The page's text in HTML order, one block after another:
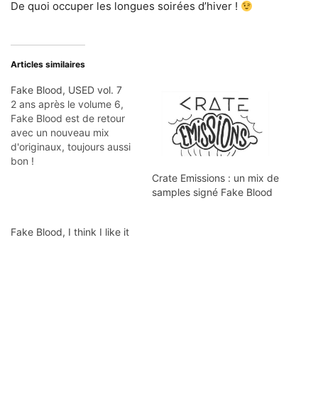
De quoi occuper les longues soirées d’hiver !
Articles similaires
Fake Blood, USED vol. 7
2 ans après le volume 6,
Fake Blood est de retour
avec un nouveau mix
d'originaux, toujours aussi
bon !
Crate Emissions : un mix de
samples signé Fake Blood
Fake Blood, I think I like it